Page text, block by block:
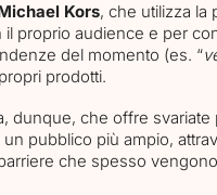
Kors, che utilizza la
il proprio audience e per
del momento (es. “
prodotti.
dunque, che offre
pubblico più ampio,
che spesso